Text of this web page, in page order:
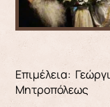
Επιμέλεια:
Μητροπόλεως